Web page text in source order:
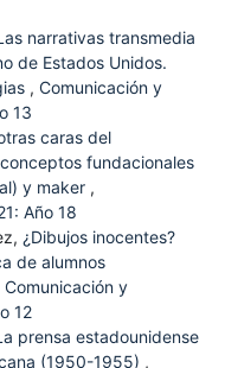
narrativas transmedia
de Estados Unidos.
, Comunicación y
13
caras del
fundacionales
y maker ,
Año 18
¿Dibujos inocentes?
de alumnos
Comunicación y
12
prensa estadounidense
(1950-1955) ,